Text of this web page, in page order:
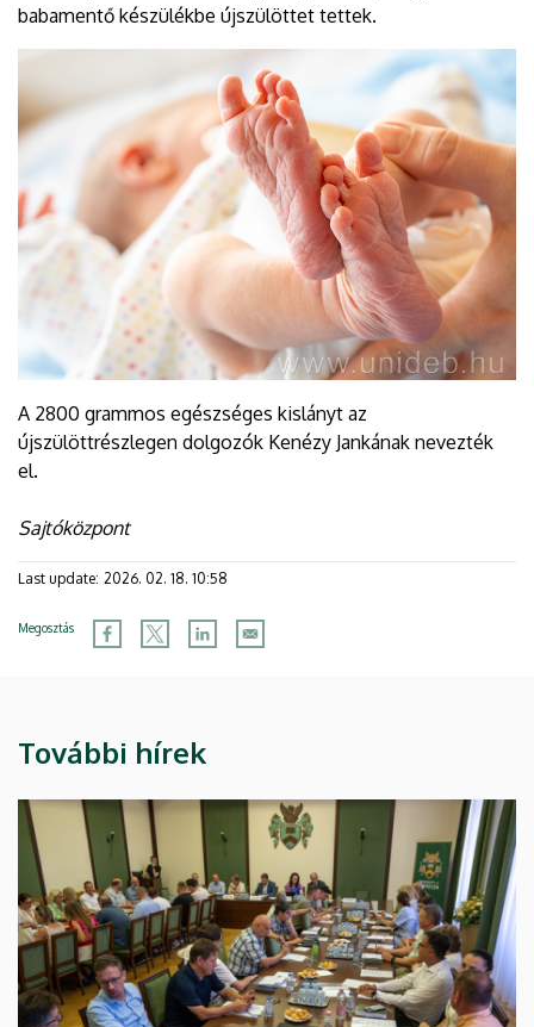
babamentő készülékbe újszülöttet tettek.
A 2800 grammos egészséges kislányt az
újszülöttrészlegen dolgozók Kenézy Jankának nevezték
el.
Sajtóközpont
Last update: 2026. 02. 18. 10:58
Megosztás
További hírek